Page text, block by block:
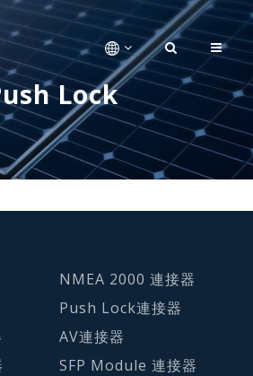
Lock
NMEA 2000 連接器
Push Lock連接器
AV連接器
SFP Module 連接器